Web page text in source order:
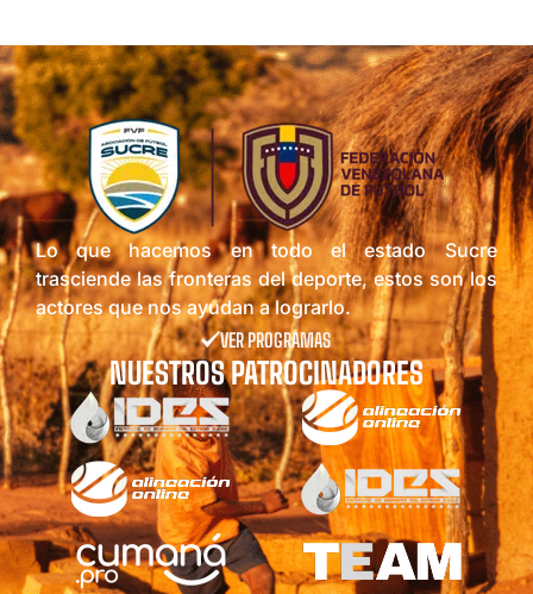
Lo que hacemos en todo el estado Sucre
trasciende las fronteras del deporte, estos son los
actores que nos ayudan a lograrlo.
VER PROGRAMAS
NUESTROS PATROCINADORES